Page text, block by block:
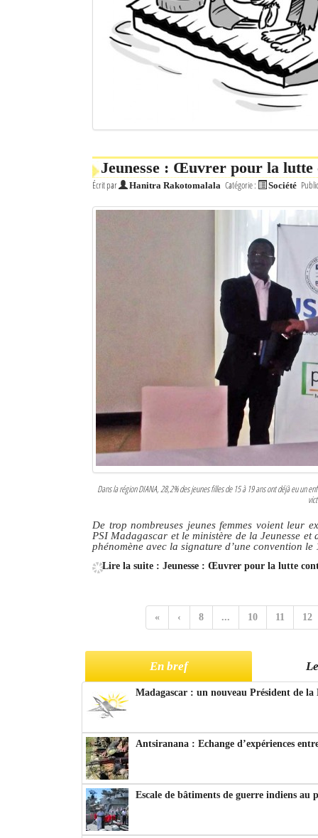
Jeunesse : Œuvrer pour la lutte
Écrit par Hanitra Rakotomalala Catégorie : Société
Dans la région DIANA, 28,2% des jeunes filles de 15 à 19 ans ont déjà eu un
De trop nombreuses jeunes femmes voient leur
PSI Madagascar et le ministère de la Jeunesse
phénomène avec la signature d’une convention le
Lire la suite : Jeunesse : Œuvrer pour la lutte
« ‹ 8 ... 10 11 12
En bref
Madagascar : un nouveau Président de
Antsiranana : Echange d’expériences
Escale de bâtiments de guerre indiens au